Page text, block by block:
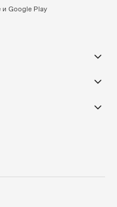
Google Play